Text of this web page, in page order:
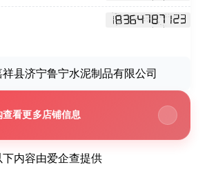
下内容由爱企查提供
县济宁鲁宁水泥制品有限公司
看更多店铺信息